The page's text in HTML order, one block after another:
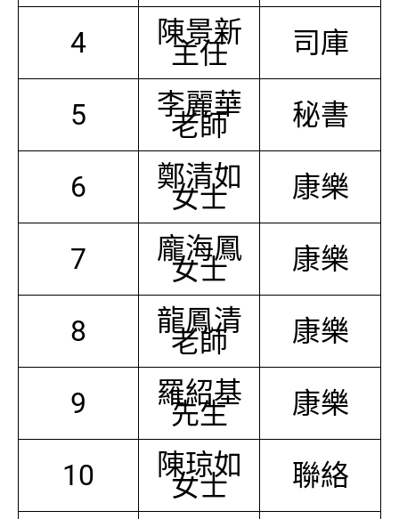
4 陳景新
主任 司庫
5 李麗華
老師 秘書
6 鄭清如
女士 康樂
7 龐海鳳
女士 康樂
8 龍鳳清
老師 康樂
9 羅紹基
先生 康樂
10 陳琼如
女士 聯絡